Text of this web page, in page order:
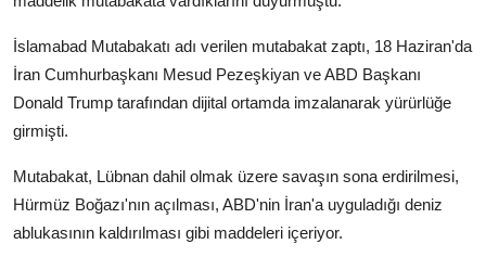
İslamabad Mutabakatı adı verilen mutabakat zaptı, 18 Haziran'da
İran Cumhurbaşkanı Mesud Pezeşkiyan ve ABD Başkanı
Donald Trump tarafından dijital ortamda imzalanarak yürürlüğe
girmişti.
Mutabakat, Lübnan dahil olmak üzere savaşın sona erdirilmesi,
Hürmüz Boğazı'nın açılması, ABD'nin İran'a uyguladığı deniz
ablukasının kaldırılması gibi maddeleri içeriyor.